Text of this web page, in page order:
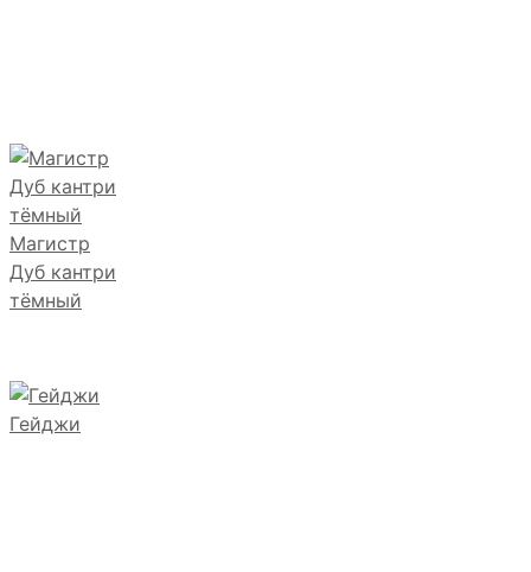
Магистр
Дуб кантри
тёмный
Гейджи